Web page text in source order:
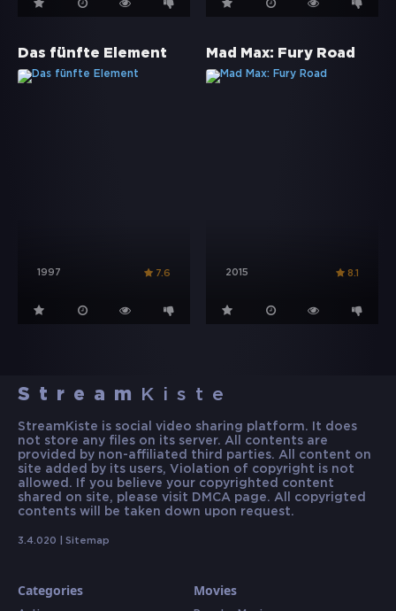
Das fünfte Element
1997 7.6
Mad Max: Fury Road
2015 8.1
Stream Kiste
StreamKiste is social video sharing platform. It does
not store any files on its server. All contents are
provided by non-affiliated third parties. All content on
site added by its users, Violation of copyright is not
allowed. If you believe your copyrighted content
shared on site, please visit DMCA page. All copyrigted
contents will be taken down upon request.
3.4.020 | Sitemap
Categories Movies